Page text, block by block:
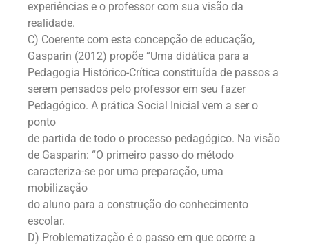
experiências e o professor com sua visão da
realidade.
C) Coerente com esta concepção de educação,
Gasparin (2012) propõe “Uma didática para a
Pedagogia Histórico-Crítica constituída de passos a
serem pensados pelo professor em seu fazer
Pedagógico. A prática Social Inicial vem a ser o
ponto
de partida de todo o processo pedagógico. Na visão
de Gasparin: “O primeiro passo do método
caracteriza-se por uma preparação, uma
mobilização
do aluno para a construção do conhecimento
escolar.
D) Problematização é o passo em que ocorre a